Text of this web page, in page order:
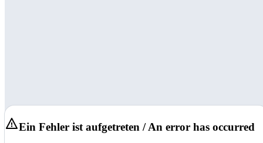
Ein Fehler ist aufgetreten / An error has occurred